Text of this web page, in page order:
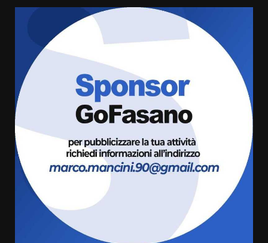
Fasanese ferito a colpi di arma
da fuoco
6 Agosto 2026 18:13
Carta d’identità: continua il piano
di aperture straordinarie del
Comune di Fasano